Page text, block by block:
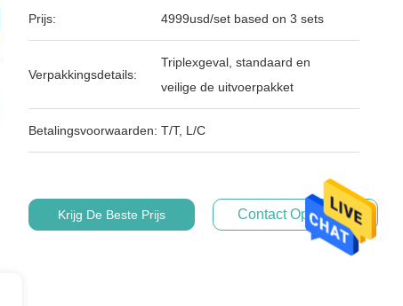
Prijs: 4999usd/set based on 3 sets
Verpakkingsdetails:
Triplexgeval, standaard en
veilige de uitvoerpakket
Betalingsvoorwaarden: T/T, L/C
Krijg De Beste Prijs Contact Opnemen